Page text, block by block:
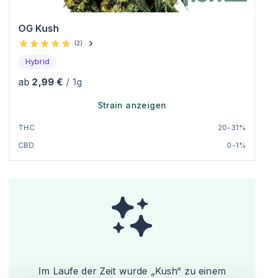
OG Kush
(2)
Hybrid
ab 2,99 € / 1g
Strain anzeigen
THC
20-31%
CBD
0-1%
Im Laufe der Zeit wurde „Kush“ zu einem